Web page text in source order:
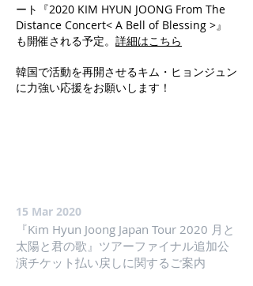
ート『2020 KIM HYUN JOONG From The
Distance Concert< A Bell of Blessing >』
も開催される予定。 詳細はこちら
韓国で活動を再開させるキム・ヒョンジュン
に力強い応援をお願いします！
15 Mar 2020
『Kim Hyun Joong Japan Tour 2020 月と
太陽と君の歌』ツアーファイナル追加公
演チケット払い戻しに関するご案内